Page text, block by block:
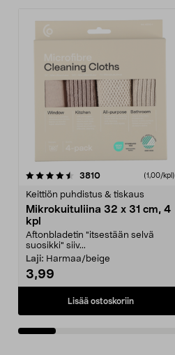
3810arvostelut (1,00/kpl)
Keittiön puhdistus & tiskaus
Mikrokuituliina 32 x 31 cm, 4
kpl
Aftonbladetin "itsestään selvä
suosikki" siiv...
Laji: Harmaa/beige
3,99
Lisää ostoskoriin
4.5viidestä